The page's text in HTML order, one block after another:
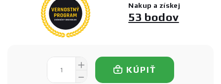
Nakup a získej
53 bodov
KÚPIŤ